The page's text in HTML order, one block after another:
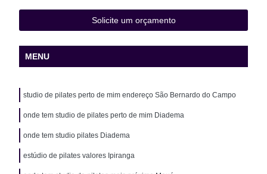
Solicite um orçamento
MENU
studio de pilates perto de mim endereço São Bernardo do Campo
onde tem studio de pilates perto de mim Diadema
onde tem studio pilates Diadema
estúdio de pilates valores Ipiranga